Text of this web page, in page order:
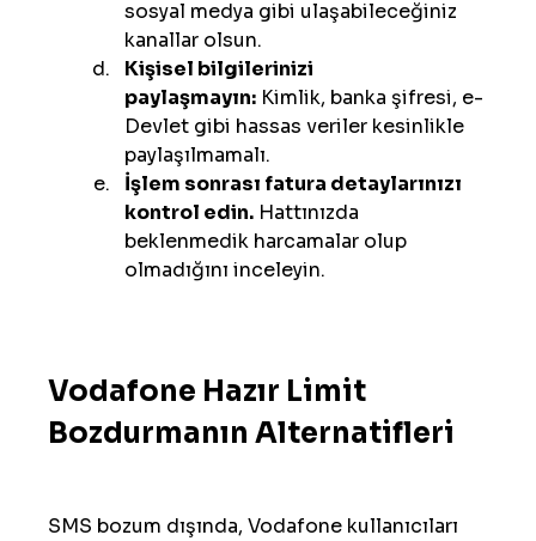
sosyal medya gibi ulaşabileceğiniz
kanallar olsun.
Kişisel bilgilerinizi
paylaşmayın: Kimlik, banka şifresi, e-
Devlet gibi hassas veriler kesinlikle
paylaşılmamalı.
İşlem sonrası fatura detaylarınızı
kontrol edin. Hattınızda
beklenmedik harcamalar olup
olmadığını inceleyin.
Vodafone Hazır Limit
Bozdurmanın Alternatifleri
SMS bozum dışında, Vodafone kullanıcıları